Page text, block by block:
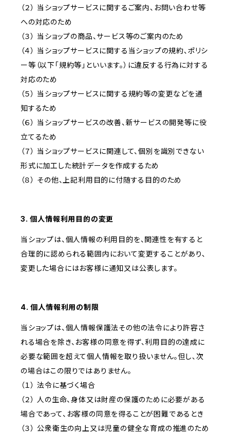
（２） 当ショップサービスに関するご案内、お問い合わせ等
への対応のため
（３） 当ショップの商品、サービス等のご案内のため
（４） 当ショップサービスに関する当ショップの規約、ポリシ
ー等（以下「規約等」といいます。）に違反する行為に対する
対応のため
（５） 当ショップサービスに関する規約等の変更などを通
知するため
（６） 当ショップサービスの改善、新サービスの開発等に役
立てるため
（７） 当ショップサービスに関連して、個別を識別できない
形式に加工した統計データを作成するため
（８） その他、上記利用目的に付随する目的のため
3. 個人情報利用目的の変更
当ショップは、個人情報の利用目的を、関連性を有すると
合理的に認められる範囲内において変更することがあり、
変更した場合にはお客様に通知又は公表します。
4. 個人情報利用の制限
当ショップは、個人情報保護法その他の法令により許容さ
れる場合を除き、お客様の同意を得ず、利用目的の達成に
必要な範囲を超えて個人情報を取り扱いません。但し、次
の場合はこの限りではありません。
（１） 法令に基づく場合
（２） 人の生命、身体又は財産の保護のために必要がある
場合であって、お客様の同意を得ることが困難であるとき
（３） 公衆衛生の向上又は児童の健全な育成の推進のため